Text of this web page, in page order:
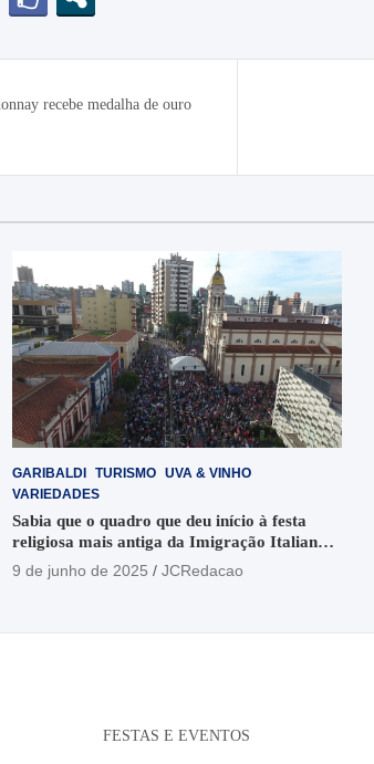
recebe medalha de ouro
GARIBALDI TURISMO UVA & VINHO
VARIEDADES
Sabia que o quadro que deu início à festa
religiosa mais antiga da Imigração Italiana
está no Santuário Santo Antônio
9 de junho de 2025 JCRedacao
FESTAS E EVENTOS